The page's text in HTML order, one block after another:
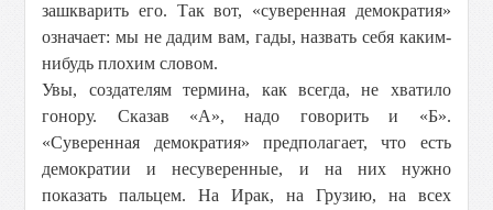
зашкварить его. Так вот, «суверенная демократия»
означает: мы не дадим вам, гады, назвать себя каким-
нибудь плохим словом.
Увы, создателям термина, как всегда, не хватило
гонору. Сказав «А», надо говорить и «Б».
«Суверенная демократия» предполагает, что есть
демократии и несуверенные, и на них нужно
показать пальцем. На Ирак, на Грузию, на всех